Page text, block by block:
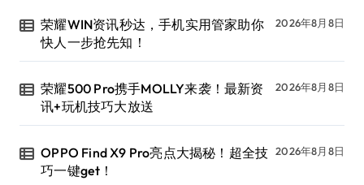
荣耀WIN资讯秒达，手机实用管家助你
快人一步抢先知！
2026年8月8日
荣耀500 Pro携手MOLLY来袭！最新资
讯+玩机技巧大放送
2026年8月8日
OPPO Find X9 Pro亮点大揭秘！超全技
巧一键get！
2026年8月8日